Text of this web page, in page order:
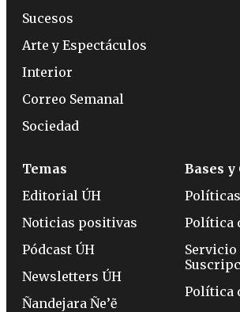
Sucesos
Arte y Espectáculos
Interior
Correo Semanal
Sociedad
Temas
Editorial ÚH
Noticias positivas
Pódcast ÚH
Newsletters ÚH
Ñandejara Ñe’ẽ
Bases
Política
Servicio
Política